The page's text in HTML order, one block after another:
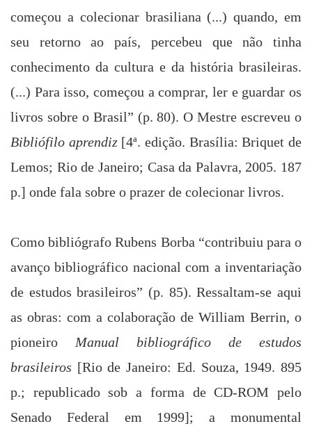
começou a colecionar brasiliana (...) quando, em
seu retorno ao país, percebeu que não tinha
conhecimento da cultura e da história brasileiras.
(...) Para isso, começou a comprar, ler e guardar os
livros sobre o Brasil” (p. 80). O Mestre escreveu o
Bibliófilo aprendiz[4ª. edição. Brasília: Briquet de
Lemos; Rio de Janeiro; Casa da Palavra, 2005. 187
p.] onde fala sobre o prazer de colecionar livros.
Como bibliógrafoRubens Borba “contribuiu para o
avanço bibliográfico nacional com a inventariação
de estudos brasileiros” (p. 85). Ressaltam-se aqui
as obras: com a colaboração de William Berrin, o
pioneiro Manual bibliográfico de estudos
brasileiros [Rio de Janeiro: Ed. Souza, 1949. 895
p.; republicado sob a forma de CD-ROM pelo
Senado Federal em 1999]; a monumental